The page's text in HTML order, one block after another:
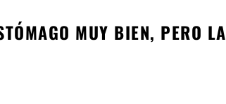
MUY BIEN, PERO